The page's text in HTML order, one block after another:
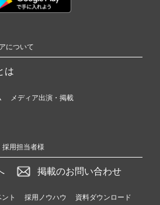
について
は
メディア出演・掲載
採用担当者様
掲載のお問い合わせ
ト 採用ノウハウ
資料ダウンロード